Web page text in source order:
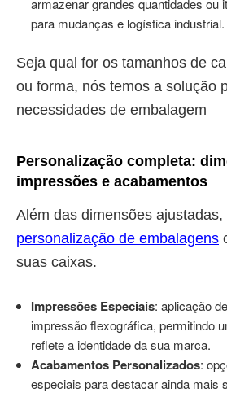
para mudanças e logística industrial.
Seja qual for os tamanhos de
ou forma, nós temos a solução
necessidades de embalagem
Personalização completa:
impressões e acabamentos
Além das dimensões
personalização de embalagens
suas caixas.
Impressões Especiais: aplicação
impressão flexográfica, permitindo
reflete a identidade da sua marca.
Acabamentos Personalizados:
especiais para destacar ainda mais